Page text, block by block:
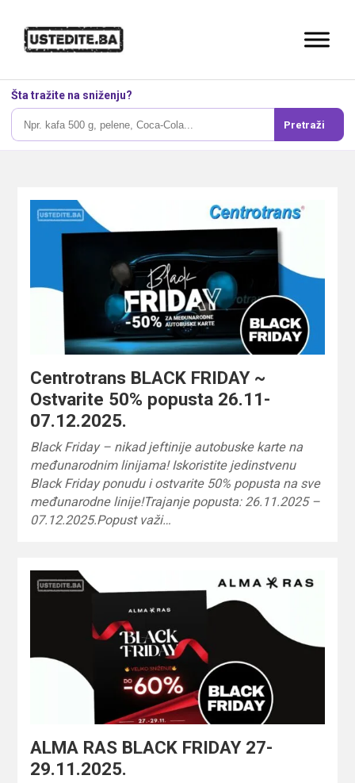
Šta tražite na sniženju?
Pretraži
Centrotrans BLACK FRIDAY ~
Ostvarite 50% popusta 26.11-
07.12.2025.
Black Friday – nikad jeftinije autobuske karte na
međunarodnim linijama! Iskoristite jedinstvenu
Black Friday ponudu i ostvarite 50% popusta na sve
međunarodne linije!Trajanje popusta: 26.11.2025 –
07.12.2025.Popust važi…
ALMA RAS BLACK FRIDAY 27-
29.11.2025.